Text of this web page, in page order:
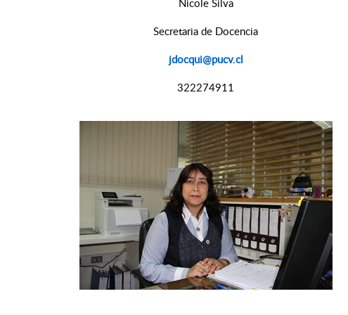
Nicole Silva
Secretaria de Docencia
jdocqui@pucv.cl
322274911